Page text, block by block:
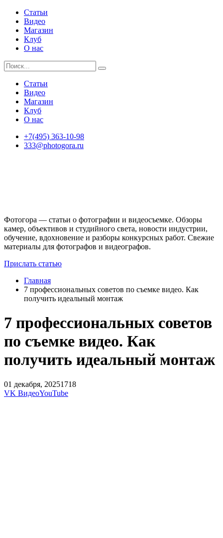
Статьи
Видео
Магазин
Клуб
О нас
Статьи
Видео
Магазин
Клуб
О нас
+7(495) 363-10-98
333@photogora.ru
Фотогора — статьи о фотографии и видеосъемке. Обзоры
камер, объективов и студийного света, новости индустрии,
обучение, вдохновение и разборы конкурсных работ. Свежие
материалы для фотографов и видеографов.
Прислать статью
Главная
7 профессиональных советов по съемке видео. Как
получить идеальный монтаж
7 профессиональных советов
по съемке видео. Как
получить идеальный монтаж
01 декабря, 20251718
VK ВидеоYouTube